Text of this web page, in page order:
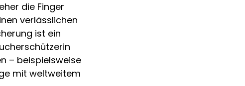
die Finger
verlässlichen
ist ein
– beispielsweise
mit weltweitem